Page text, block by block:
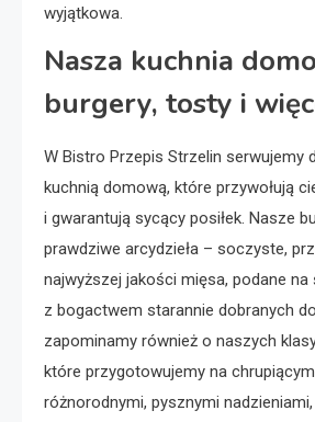
wyjątkowa.
Nasza kuchnia
burgery, tosty i
W Bistro Przepis Strzelin serwujemy
kuchnią domową, które przywołują
i gwarantują sycący posiłek. Nasze
prawdziwe arcydzieła – soczyste,
najwyższej jakości mięsa, podane na
z bogactwem starannie dobranych
zapominamy również o naszych
które przygotowujemy na
różnorodnymi, pysznymi